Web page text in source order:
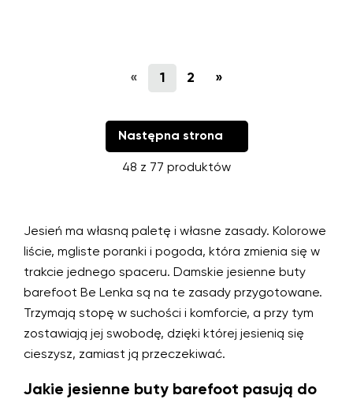
« 1 2 »
Następna strona
48 z 77 produktów
Jesień ma własną paletę i własne zasady. Kolorowe
liście, mgliste poranki i pogoda, która zmienia się w
trakcie jednego spaceru. Damskie jesienne buty
barefoot Be Lenka są na te zasady przygotowane.
Trzymają stopę w suchości i komforcie, a przy tym
zostawiają jej swobodę, dzięki której jesienią się
cieszysz, zamiast ją przeczekiwać.
Jakie jesienne buty barefoot pasują do